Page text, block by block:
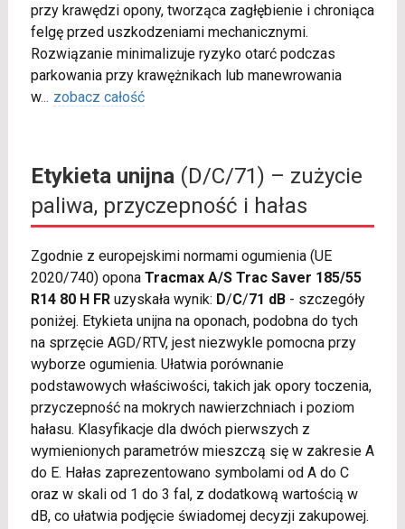
przy krawędzi opony, tworząca zagłębienie i chroniąca
felgę przed uszkodzeniami mechanicznymi.
Rozwiązanie minimalizuje ryzyko otarć podczas
parkowania przy krawężnikach lub manewrowania
w... zobacz całość
Etykieta unijna(D/C/71) – zużycie
paliwa, przyczepność i hałas
Zgodnie z europejskimi normami ogumienia (UE
2020/740) opona Tracmax A/S Trac Saver 185/55
R14 80 H FRuzyskała wynik: D/C/71 dB- szczegóły
poniżej. Etykieta unijna na oponach, podobna do tych
na sprzęcie AGD/RTV, jest niezwykle pomocna przy
wyborze ogumienia. Ułatwia porównanie
podstawowych właściwości, takich jak opory toczenia,
przyczepność na mokrych nawierzchniach i poziom
hałasu. Klasyfikacje dla dwóch pierwszych z
wymienionych parametrów mieszczą się w zakresie A
do E. Hałas zaprezentowano symbolami od A do C
oraz w skali od 1 do 3 fal, z dodatkową wartością w
dB, co ułatwia podjęcie świadomej decyzji zakupowej.